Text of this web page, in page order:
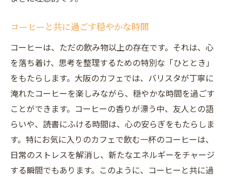
コーヒーと共に過ごす穏やかな時間
コーヒーは、ただの飲み物以上の存在です。それは、心
を落ち着け、思考を整理するための特別な「ひととき」
をもたらします。大阪のカフェでは、バリスタが丁寧に
淹れたコーヒーを楽しみながら、穏やかな時間を過ごす
ことができます。コーヒーの香りが漂う中、友人との語
らいや、読書にふける時間は、心の安らぎをもたらしま
す。特にお気に入りのカフェで飲む一杯のコーヒーは、
日常のストレスを解消し、新たなエネルギーをチャージ
する瞬間でもあります。このように、コーヒーと共に過